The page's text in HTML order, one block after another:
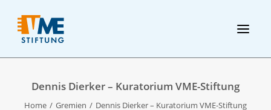
Dennis Dierker – Kuratorium VME-Stiftung
Home Gremien Dennis Dierker – Kuratorium VME-Stiftung